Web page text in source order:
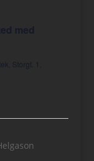
med
Storgt. 1,